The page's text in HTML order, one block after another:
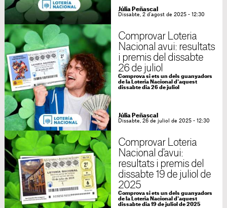
Júlia Peñascal
Dissabte, 2 d'agost de 2025 - 12:30
Comprovar Loteria
Nacional avui: resultats
i premis del dissabte
26 de juliol
Comprova si ets un dels guanyadors
de la Loteria Nacional d'aquest
dissabte dia 26 de juliol
Júlia Peñascal
Dissabte, 26 de juliol de 2025 - 12:30
Comprovar Loteria
Nacional d'avui:
resultats i premis del
dissabte 19 de juliol de
2025
Comprova si ets un dels guanyadors
de la Loteria Nacional d'aquest
dissabte dia 19 de juliol de 2025